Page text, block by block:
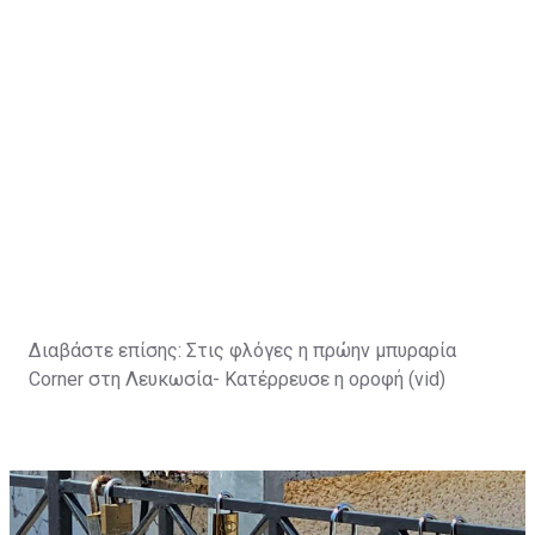
Διαβάστε επίσης: Στις φλόγες η πρώην μπυραρία
Corner στη Λευκωσία- Κατέρρευσε η οροφή (vid)